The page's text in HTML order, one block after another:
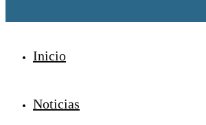
Inicio
Noticias